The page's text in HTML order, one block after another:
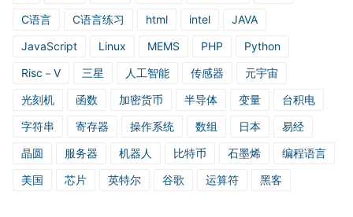
C语言
C语言练习 html intel
JAVA
JavaScript
Linux MEMS PHP
Python
Risc－V
三星 人工智能 传感器
元宇宙
光刻机
函数 加密货币 半导体 变量
台积电
字符串
寄存器 操作系统 数组 日本
易经
晶圆
服务器 机器人 比特币 石墨烯
编程语言
美国
芯片 英特尔 谷歌 运算符 黑客